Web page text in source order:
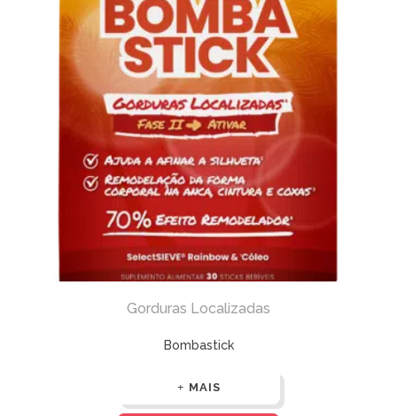
Gorduras Localizadas
Bombastick
MAIS